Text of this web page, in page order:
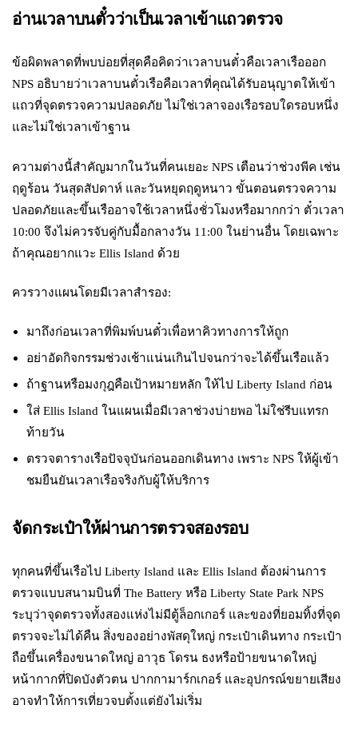
อ่านเวลาบนตั๋วว่าเป็นเวลาเข้าแถวตรวจ
ข้อผิดพลาดที่พบบ่อยที่สุดคือคิดว่าเวลาบนตั๋วคือเวลาเรือออก
NPS อธิบายว่าเวลาบนตั๋วเรือคือเวลาที่คุณได้รับอนุญาตให้เข้า
แถวที่จุดตรวจความปลอดภัย ไม่ใช่เวลาจองเรือรอบใดรอบหนึ่ง
และไม่ใช่เวลาเข้าฐาน
ความต่างนี้สำคัญมากในวันที่คนเยอะ NPS เตือนว่าช่วงพีค เช่น
ฤดูร้อน วันสุดสัปดาห์ และวันหยุดฤดูหนาว ขั้นตอนตรวจความ
ปลอดภัยและขึ้นเรืออาจใช้เวลาหนึ่งชั่วโมงหรือมากกว่า ตั๋วเวลา
10:00 จึงไม่ควรจับคู่กับมื้อกลางวัน 11:00 ในย่านอื่น โดยเฉพาะ
ถ้าคุณอยากแวะ Ellis Island ด้วย
ควรวางแผนโดยมีเวลาสำรอง:
มาถึงก่อนเวลาที่พิมพ์บนตั๋วเพื่อหาคิวทางการให้ถูก
อย่าอัดกิจกรรมช่วงเช้าแน่นเกินไปจนกว่าจะได้ขึ้นเรือแล้ว
ถ้าฐานหรือมงกุฎคือเป้าหมายหลัก ให้ไป Liberty Island ก่อน
ใส่ Ellis Island ในแผนเมื่อมีเวลาช่วงบ่ายพอ ไม่ใช่รีบแทรก
ท้ายวัน
ตรวจตารางเรือปัจจุบันก่อนออกเดินทาง เพราะ NPS ให้ผู้เข้า
ชมยืนยันเวลาเรือจริงกับผู้ให้บริการ
จัดกระเป๋าให้ผ่านการตรวจสองรอบ
ทุกคนที่ขึ้นเรือไป Liberty Island และ Ellis Island ต้องผ่านการ
ตรวจแบบสนามบินที่ The Battery หรือ Liberty State Park NPS
ระบุว่าจุดตรวจทั้งสองแห่งไม่มีตู้ล็อกเกอร์ และของที่ยอมทิ้งที่จุด
ตรวจจะไม่ได้คืน สิ่งของอย่างพัสดุใหญ่ กระเป๋าเดินทาง กระเป๋า
ถือขึ้นเครื่องขนาดใหญ่ อาวุธ โดรน ธงหรือป้ายขนาดใหญ่
หน้ากากที่ปิดบังตัวตน ปากกามาร์กเกอร์ และอุปกรณ์ขยายเสียง
อาจทำให้การเที่ยวจบตั้งแต่ยังไม่เริ่ม